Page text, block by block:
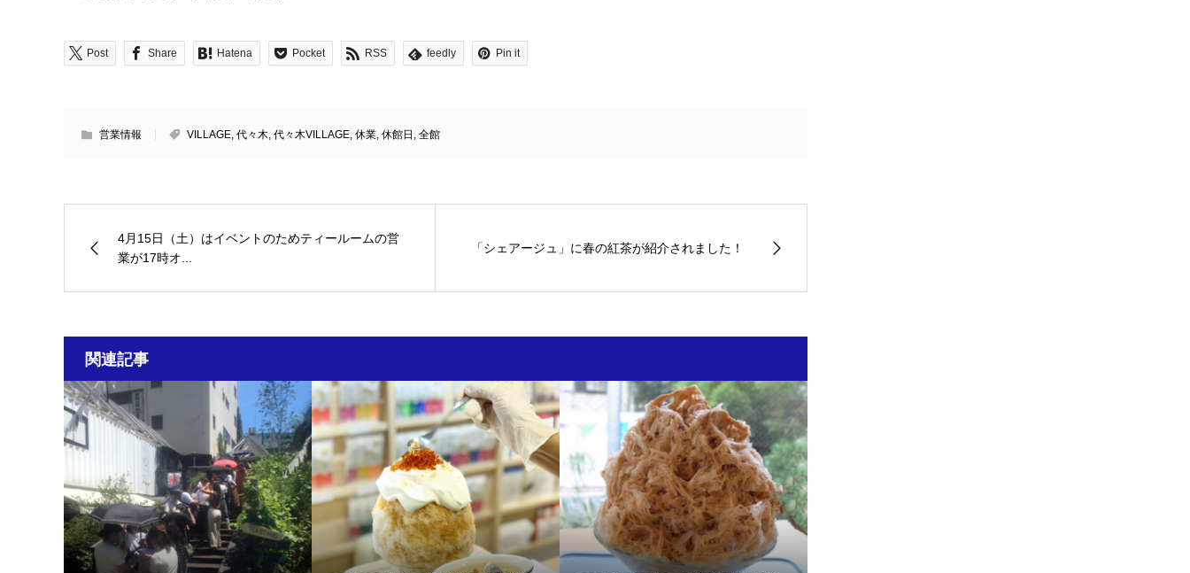
Post Share Hatena Pocket RSS feedly Pin it
営業情報 VILLAGE, 代々木, 代々木VILLAGE, 休業, 休館日 , 全館
4月15日（土）はイベントのためティールームの営
業が17時オ...
「シェアージュ」に春の紅茶が紹介されました！
関連記事